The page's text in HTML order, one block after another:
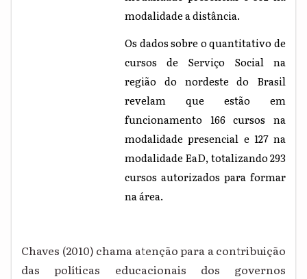
modalidade a distância.
Os dados sobre o quantitativo de
cursos de Serviço Social na
região do nordeste do Brasil
revelam que estão em
funcionamento 166 cursos na
modalidade presencial e 127 na
modalidade EaD, totalizando 293
cursos autorizados para formar
na área.
Chaves (2010) chama atenção para a contribuição
das políticas educacionais dos governos